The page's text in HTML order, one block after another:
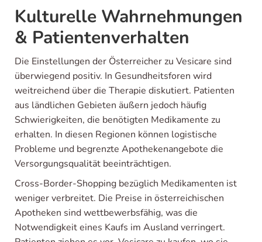
Kulturelle Wahrnehmungen
& Patientenverhalten
Die Einstellungen der Österreicher zu Vesicare sind
überwiegend positiv. In Gesundheitsforen wird
weitreichend über die Therapie diskutiert. Patienten
aus ländlichen Gebieten äußern jedoch häufig
Schwierigkeiten, die benötigten Medikamente zu
erhalten. In diesen Regionen können logistische
Probleme und begrenzte Apothekenangebote die
Versorgungsqualität beeinträchtigen.
Cross-Border-Shopping bezüglich Medikamenten ist
weniger verbreitet. Die Preise in österreichischen
Apotheken sind wettbewerbsfähig, was die
Notwendigkeit eines Kaufs im Ausland verringert.